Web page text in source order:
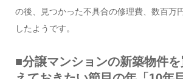
の後、見つかった不具合の修理費、数百万
したようです。
■分譲マンションの新築物件